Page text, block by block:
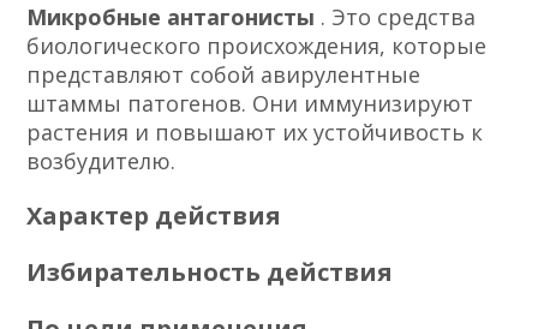
Микробные антагонисты . Это средства
биологического происхождения, которые
представляют собой авирулентные
штаммы патогенов. Они иммунизируют
растения и повышают их устойчивость к
возбудителю.
Характер действия
Избирательность действия